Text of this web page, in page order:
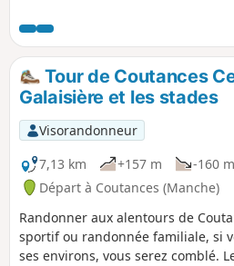
Tour de Coutances
Galaisière et les stades
Visorandonneur
7,13 km
+157 m -160 m
Départ à Coutances (Manche)
Randonner aux alentours de
sportif ou randonnée familiale, si
ses environs, vous serez comblé.